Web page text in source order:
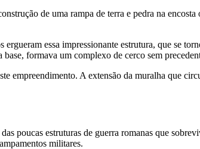
de uma rampa de terra e pedra na
essa impressionante estrutura, que se
formava um complexo de cerco sem
empreendimento. A extensão da muralha que
poucas estruturas de guerra romanas que
militares.